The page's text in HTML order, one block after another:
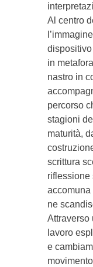
Al centro
in
nastro in
percorso
stagioni
maturità,
scrittura
riflessione
accomuna
ne
Attraverso
lavoro
e